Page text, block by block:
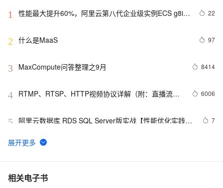
1
性能最大提升60%，阿里云第八代企业级实例ECS g8i正
22
2 什么是MaaS 97
3 MaxCompute问答整理之9月 8414
4 RTMP、RTSP、HTTP视频协议详解（附：直播流地
6006
5
阿里云数据库 RDS SQL Server版实战【性能优化实践、
7
6 大公开！动画制作只需要拥有这几款工具！
7 Oracle数据库的非归档模式迁移到归档模式
相关电子书